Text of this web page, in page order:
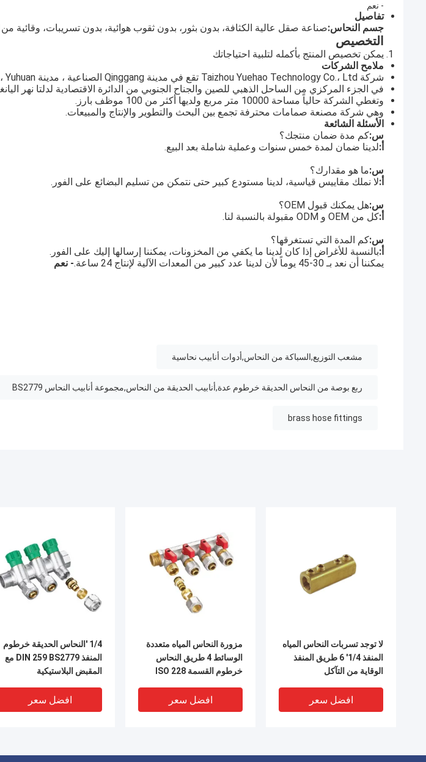
- نعم
تفاصيل
جسم النحاس:صناعة صقل عالية الكثافة، بدون بثور، بدون ثقوب هوائية، بدون تسريبات، وقائية من
التخصيص
يمكن تخصيص المنتج بأكمله لتلبية احتياجاتك
ملامح الشركات
شركة Taizhou Yuehao Technology Co.، Ltd تقع في مدينة Qinggang الصناعية ، مدينة Yuhuan ، مقاطعة Zhejiang ،
في الجزء المركزي من الساحل الذهبي للصين والجناح الجنوبي من الدائرة الاقتصادية لدلتا نهر
وتغطي الشركة حالياً مساحة 10000 متر مربع ولديها أكثر من 100 موظف بارز.
وهي شركة مصنعة صمامات محترفة تجمع بين البحث والتطوير والإنتاج والمبيعات.
الأسئلة الشائعة
س:كم مدة ضمان منتجك؟
أ:لدينا ضمان لمدة خمس سنوات وعملية شاملة بعد البيع.
س:ما هو مقدارك؟
أ:لا نملك مقاييس قياسية، لدينا مستودع كبير حتى نتمكن من تسليم البضائع على الفور.
س:هل يمكنك قبول OEM؟
أ:كل من OEM و ODM مقبولة بالنسبة لنا.
س:كم المدة التي تستغرقها؟
أ:بالنسبة للأغراض إذا كان لدينا ما يكفي من المخزونات، يمكننا إرسالها إليك على الفور.
يمكننا أن نعد بـ 30-45 يوماً لأن لدينا عدد كبير من المعدات الآلية لإنتاج 24 ساعة.
- نعم
مشعب التوزيع,السباكة من النحاس,أدوات أنابيب نحاسية
ربع بوصة من النحاس الحديقة خرطوم عدة,أنابيب الحديقة من النحاس,مجموعة أنابيب النحاس BS2779
brass hose fittings
1/4 'النحاس الحديقة خرطوم
المنفذ DIN 259 BS2779 مع
المقبض البلاستيكية
افضل سعر
مزورة النحاس المياه متعددة
الوسائط 4 طريق النحاس
خرطوم القسمة ISO 228
افضل سعر
لا توجد تسربات النحاس المياه
المنفذ 1/4' 6 طريق المنفذ
الوقاية من التآكل
افضل سعر